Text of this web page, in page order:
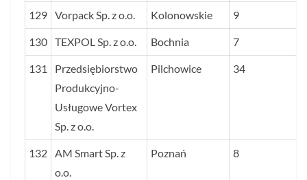
129 Vorpack Sp. z o.o. Kolonowskie 9
130 TEXPOL Sp. z o.o. Bochnia 7
131
Przedsiębiorstwo
Produkcyjno-
Usługowe Vortex
Sp. z o.o.
Pilchowice 34
132 AM Smart Sp. z
o.o.
Poznań 8